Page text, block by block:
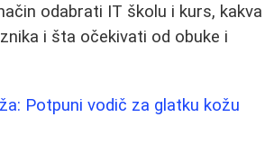
odabrati IT školu i kurs, kakva
i šta očekivati od obuke i
Potpuni vodič za glatku kožu